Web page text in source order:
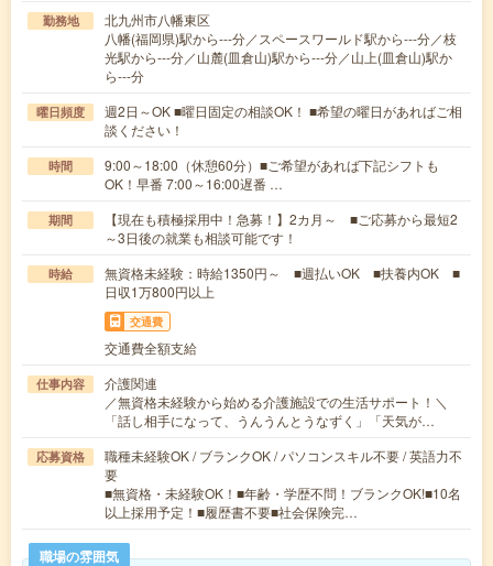
勤務地
北九州市八幡東区
八幡(福岡県)駅から---分／スペースワールド駅から---分／枝
光駅から---分／山麓(皿倉山)駅から---分／山上(皿倉山)駅か
ら---分
曜日頻度
週2日～OK ■曜日固定の相談OK！ ■希望の曜日があればご相
談ください！
時間
9:00～18:00（休憩60分）■ご希望があれば下記シフトも
OK！早番 7:00～16:00遅番 …
期間
【現在も積極採用中！急募！】2カ月～ ■ご応募から最短2
～3日後の就業も相談可能です！
時給
無資格未経験：時給1350円～ ■週払いOK ■扶養内OK ■
日収1万800円以上
交通費
交通費全額支給
仕事内容
介護関連
／無資格未経験から始める介護施設での生活サポート！＼
「話し相手になって、うんうんとうなずく」「天気が…
応募資格
職種未経験OK / ブランクOK / パソコンスキル不要 / 英語力不
要
■無資格・未経験OK！■年齢・学歴不問！ブランクOK!■10名
以上採用予定！■履歴書不要■社会保険完…
職場の雰囲気